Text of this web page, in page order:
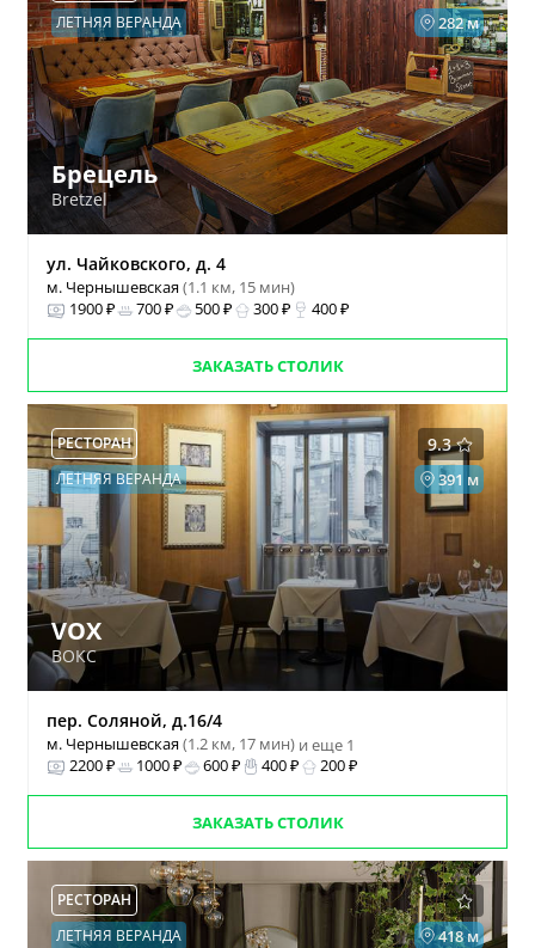
282 м
ЛЕТНЯЯ ВЕРАНДА
Брецель
Bretzel
ул. Чайковского, д. 4
м. Чернышевская(1.1 км, 15 мин)
1900 ₽
700 ₽ 500 ₽ 300 ₽ 400 ₽
ЗАКАЗАТЬ СТОЛИК
9.3
РЕСТОРАН
391 м
ЛЕТНЯЯ ВЕРАНДА
VOX
ВОКС
пер. Соляной, д.16/4
м. Чернышевская(1.2 км, 17 мин) и еще 1
2200 ₽
1000 ₽ 600 ₽ 400 ₽ 200 ₽
ЗАКАЗАТЬ СТОЛИК
РЕСТОРАН
418 м
ЛЕТНЯЯ ВЕРАНДА